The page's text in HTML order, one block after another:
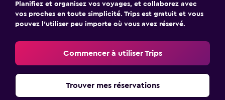
Planifiez et organisez vos voyages, et collaborez avec
vos proches en toute simplicité. Trips est gratuit et vous
pouvez l’utiliser peu importe où vous avez réservé.
Commencer à utiliser Trips
Trouver mes réservations